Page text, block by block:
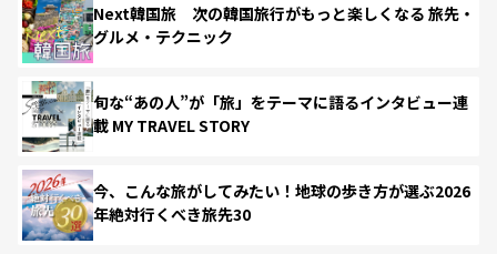
Next韓国旅 次の韓国旅行がもっと楽しくなる 旅先・
グルメ・テクニック
旬な“あの人”が「旅」をテーマに語るインタビュー連
載 MY TRAVEL STORY
今、こんな旅がしてみたい！地球の歩き方が選ぶ2026
年絶対行くべき旅先30